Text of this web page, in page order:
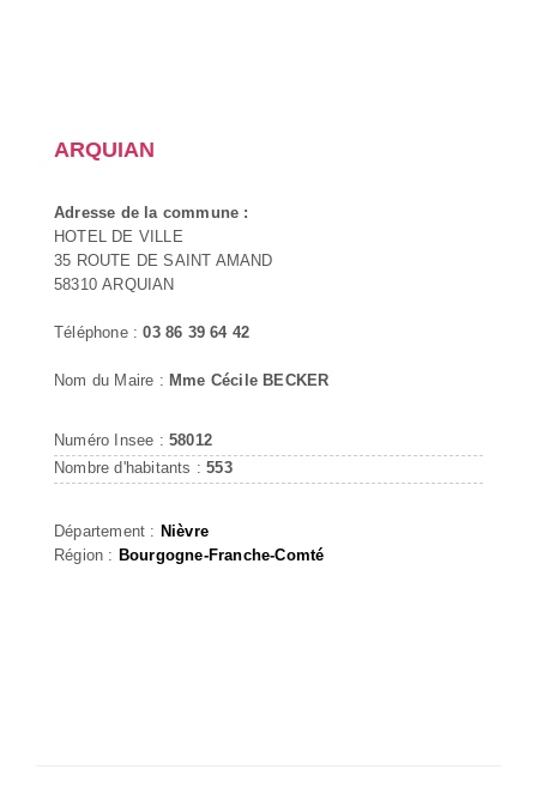
ARQUIAN
Adresse de la commune :
HOTEL DE VILLE
35 ROUTE DE SAINT AMAND
58310 ARQUIAN
Téléphone :03 86 39 64 42
Nom du Maire : Mme Cécile BECKER
Numéro Insee : 58012
Nombre d'habitants :553
Département : Nièvre
Région : Bourgogne-Franche-Comté